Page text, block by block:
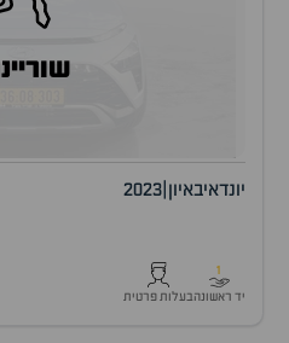
יונדאיבאיון 2023
1
יד ראשונהבעלות פרטית